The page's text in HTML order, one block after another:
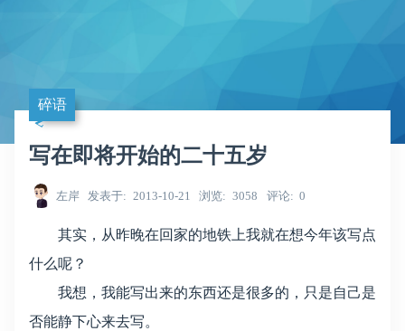
碎语
写在即将开始的二十五岁
左岸 发表于 2013-10-21 浏览 3058 评论 0
其实，从昨晚在回家的地铁上我就在想今年该写点
什么呢？
我想，我能写出来的东西还是很多的，只是自己是
否能静下心来去写。